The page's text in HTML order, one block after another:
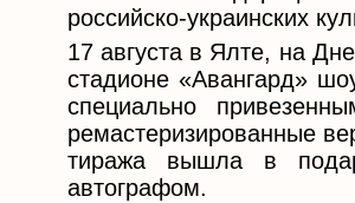
российско-украинских
17 августа в Ялте, на
стадионе «Авангард»
специально
ремастеризированные
тиража вышла в
автографом.